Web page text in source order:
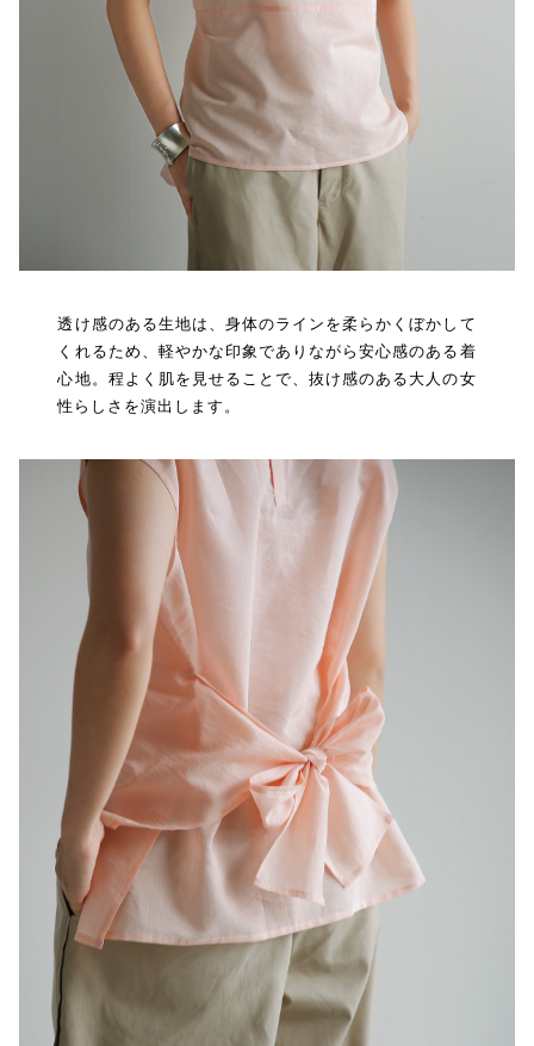
透け感のある生地は、身体のラインを柔らかくぼかして
くれるため、軽やかな印象でありながら安心感のある着
心地。程よく肌を見せることで、抜け感のある大人の女
性らしさを演出します。